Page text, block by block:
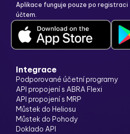
Aplikace funguje pouze po registraci
účtem.
Integrace
Podporované účetní programy
API propojení s ABRA Flexi
API propojení s MRP
Můstek do Heliosu
Můstek do Pohody
Doklado API